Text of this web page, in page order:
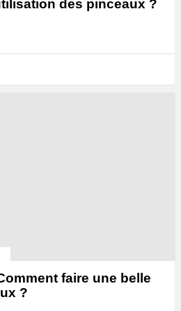
des pinceaux ?
faire une belle
?